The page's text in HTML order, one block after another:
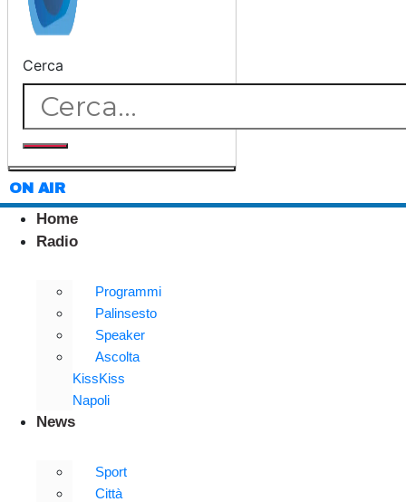
Cerca
ON AIR
Home
Radio
Programmi
Palinsesto
Speaker
Ascolta
KissKiss
Napoli
News
Sport
Città